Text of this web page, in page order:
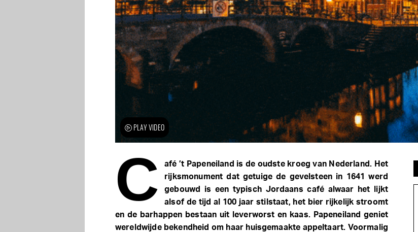
PLAY VIDEO
C
afé ’t Papeneiland is de oudste kroeg van Nederland. Het
rijksmonument dat getuige de gevelsteen in 1641 werd
gebouwd is een typisch Jordaans café alwaar het lijkt
alsof de tijd al 100 jaar stilstaat, het bier rijkelijk stroomt
en de barhappen bestaan uit leverworst en kaas. Papeneiland geniet
wereldwijde bekendheid om haar huisgemaakte appeltaart. Voormalig